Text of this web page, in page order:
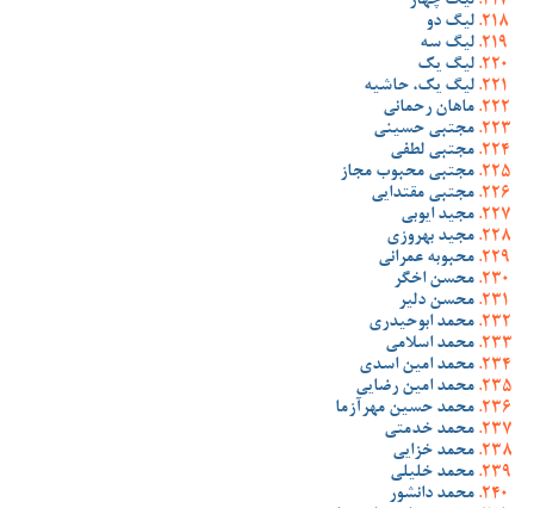
لیگ دو
لیگ سه
لیگ یک
لیگ یک، حاشیه
ماهان رحمانی
مجتبی حسینی
مجتبی لطفی
مجتبی محبوب مجاز
مجتبی مقتدایی
مجید ایوبی
مجید بهروزی
محبوبه عمرانی
محسن اخگر
محسن دلیر
محمد ابوحیدری
محمد اسلامی
محمد امین اسدی
محمد امین رضایی
محمد حسین مهرآزما
محمد خدمتی
محمد خزایی
محمد خلیلی
محمد دانشور